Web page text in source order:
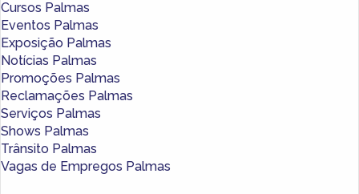
Cursos Palmas
Eventos Palmas
Exposição Palmas
Notícias Palmas
Promoções Palmas
Reclamações Palmas
Serviços Palmas
Shows Palmas
Trânsito Palmas
Vagas de Empregos Palmas